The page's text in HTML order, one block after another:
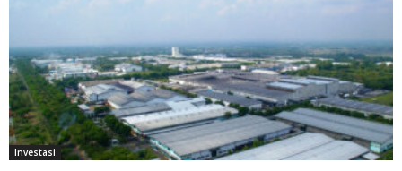
Investasi